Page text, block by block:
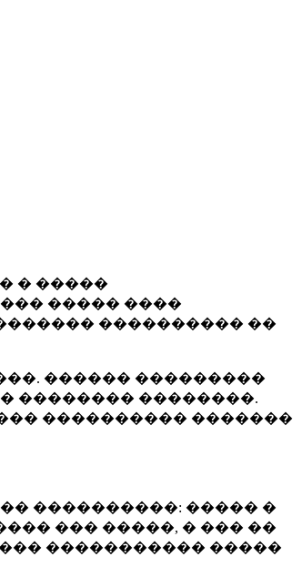
� �����
����� ����
���������� ��
������ ���������
�������� ��������.
���������� �������
����������: ����� �
��� �����, � ��� ��
��� ����������� �����